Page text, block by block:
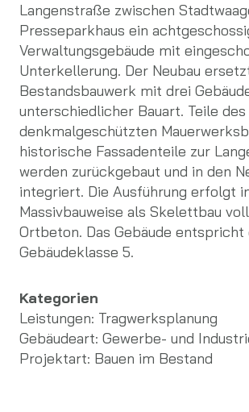
Langenstraße zwischen
Presseparkhaus ein
Verwaltungsgebäude mit
Unterkellerung. Der Neubau
Bestandsbauwerk mit drei
unterschiedlicher Bauart. Teile
denkmalgeschützten
historische Fassadenteile zur
werden zurückgebaut und in den
integriert. Die Ausführung erfolgt
Massivbauweise als Skelettbau
Ortbeton. Das Gebäude entspricht
Gebäudeklasse 5.
Kategorien
Leistungen: Tragwerksplanung
Gebäudeart: Gewerbe- und
Projektart: Bauen im Bestand